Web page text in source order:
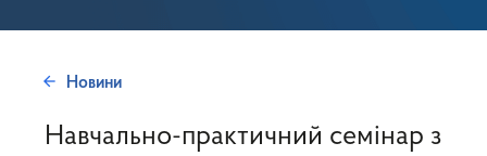
Новини
Навчально-практичний семінар з